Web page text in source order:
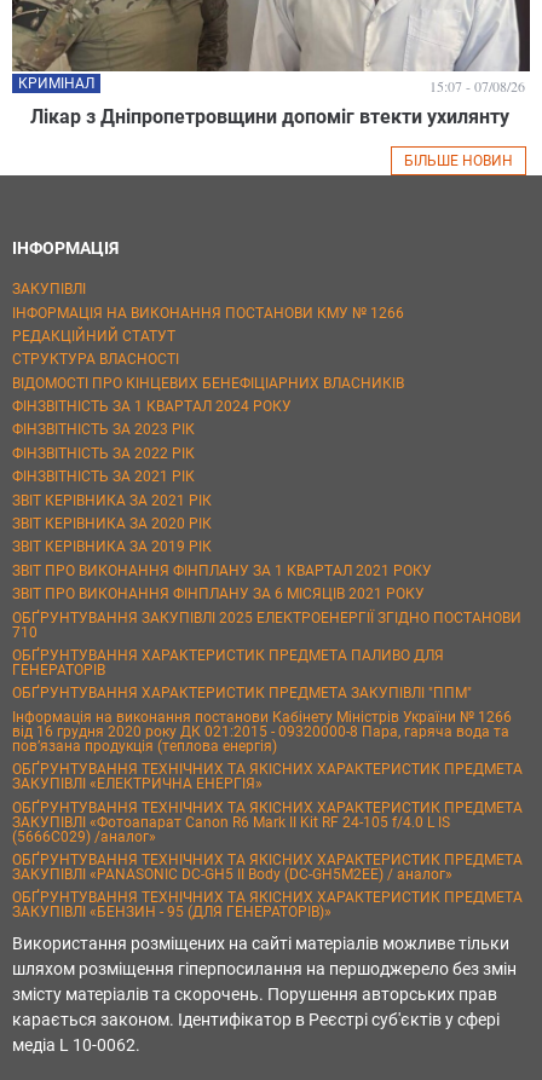
Лікар з Дніпропетровщини допоміг втекти ухилянту
КРИМІНАЛ 15:07 - 07/08/26
БІЛЬШЕ НОВИН
ІНФОРМАЦІЯ
ЗАКУПІВЛІ
ІНФОРМАЦІЯ НА ВИКОНАННЯ ПОСТАНОВИ КМУ № 1266
РЕДАКЦІЙНИЙ СТАТУТ
СТРУКТУРА ВЛАСНОСТІ
ВІДОМОСТІ ПРО КІНЦЕВИХ БЕНЕФІЦІАРНИХ ВЛАСНИКІВ
ФІНЗВІТНІСТЬ ЗА 1 КВАРТАЛ 2024 РОКУ
ФІНЗВІТНІСТЬ ЗА 2023 РІК
ФІНЗВІТНІСТЬ ЗА 2022 РІК
ФІНЗВІТНІСТЬ ЗА 2021 РІК
ЗВІТ КЕРІВНИКА ЗА 2021 РІК
ЗВІТ КЕРІВНИКА ЗА 2020 РІК
ЗВІТ КЕРІВНИКА ЗА 2019 РІК
ЗВІТ ПРО ВИКОНАННЯ ФІНПЛАНУ ЗА 1 КВАРТАЛ 2021 РОКУ
ЗВІТ ПРО ВИКОНАННЯ ФІНПЛАНУ ЗА 6 МІСЯЦІВ 2021 РОКУ
ОБҐРУНТУВАННЯ ЗАКУПІВЛІ 2025 ЕЛЕКТРОЕНЕРГІЇ ЗГІДНО ПОСТАНОВИ
710
ОБҐРУНТУВАННЯ ХАРАКТЕРИСТИК ПРЕДМЕТА ПАЛИВО ДЛЯ
ГЕНЕРАТОРІВ
ОБҐРУНТУВАННЯ ХАРАКТЕРИСТИК ПРЕДМЕТА ЗАКУПІВЛІ "ППМ"
Інформація на виконання постанови Кабінету Міністрів України № 1266
від 16 грудня 2020 року ДК 021:2015 - 09320000-8 Пара, гаряча вода та
пов’язана продукція (теплова енергія)
ОБҐРУНТУВАННЯ ТЕХНІЧНИХ ТА ЯКІСНИХ ХАРАКТЕРИСТИК ПРЕДМЕТА
ЗАКУПІВЛІ «ЕЛЕКТРИЧНА ЕНЕРГІЯ»
ОБҐРУНТУВАННЯ ТЕХНІЧНИХ ТА ЯКІСНИХ ХАРАКТЕРИСТИК ПРЕДМЕТА
ЗАКУПІВЛІ «Фотоапарат Canon R6 Mark II Kit RF 24-105 f/4.0 L IS
(5666C029) /аналог»
ОБҐРУНТУВАННЯ ТЕХНІЧНИХ ТА ЯКІСНИХ ХАРАКТЕРИСТИК ПРЕДМЕТА
ЗАКУПІВЛІ «PANASONIC DC-GH5 II Body (DC-GH5M2EE) / аналог»
ОБҐРУНТУВАННЯ ТЕХНІЧНИХ ТА ЯКІСНИХ ХАРАКТЕРИСТИК ПРЕДМЕТА
ЗАКУПІВЛІ «БЕНЗИН - 95 (ДЛЯ ГЕНЕРАТОРІВ)»
Використання розміщених на сайті матеріалів можливе тільки
шляхом розміщення гіперпосилання на першоджерело без змін
змісту матеріалів та скорочень. Порушення авторських прав
карається законом. Ідентифікатор в Реєстрі суб'єктів у сфері
медіа L 10-0062.